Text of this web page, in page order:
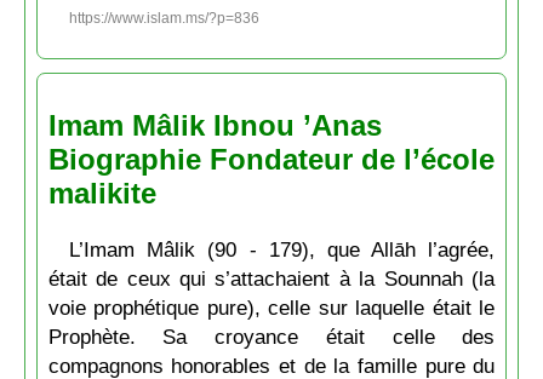
https://www.islam.ms/?p=836
Imam Mâlik Ibnou ’Anas
Biographie Fondateur de l’école
malikite
L’Imam Mâlik (90 - 179), que Allāh l’agrée,
était de ceux qui s’attachaient à la Sounnah (la
voie prophétique pure), celle sur laquelle était le
Prophète. Sa croyance était celle des
compagnons honorables et de la famille pure du